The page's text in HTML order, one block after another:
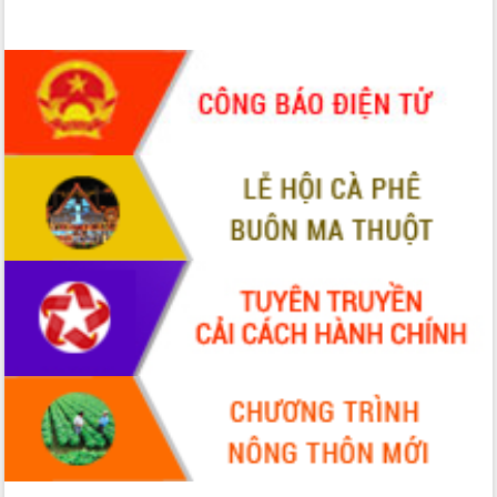
Thường trực HĐND tỉnh Đắk Lắk gặp
mặt Đoàn chuyên gia y tế TP. Hồ Chí
Minh
Lễ truy điệu và an táng hài cốt liệt sĩ
tại Nghĩa trang Liệt sĩ xã Sơn Hòa
Bàn giải pháp tháo gỡ khó khăn trong
xuất khẩu sầu riêng và triển khai quy
định EUDR
Thứ trưởng Bộ Nông nghiệp và Môi
trường Nguyễn Hoàng Hiệp khảo sát
vùng trồng và doanh nghiệp đóng gói
sầu riêng tại Đắk Lắk
Trình diễn nghệ thuật chế biến các
món ăn từ sầu riêng
Đắk Lắk công bố Quy hoạch và xúc
tiến đầu tư tỉnh
Ngành cá ngừ Đắk Lắk chủ động thích
ứng để giữ vững thị trường xuất khẩu
Diễn đàn Kinh tế tư nhân Việt Nam đột